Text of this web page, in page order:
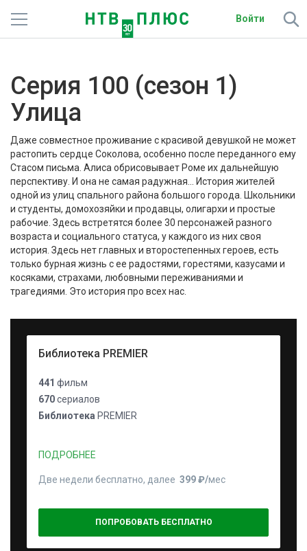
Войти
Фильмы и сериалы
Спорт
Подписки
Радио
Спутниковым абонентам
О сайте
Активировать промокод
Серия 100 (сезон 1)
Улица
Даже совместное проживание с красивой девушкой не может
растопить сердце Соколова, особенно после переданного ему
Стасом письма. Алиса обрисовывает Роме их дальнейшую
перспективу. И она не самая радужная… История жителей
одной из улиц спального района большого города. Школьники
и студенты, домохозяйки и продавцы, олигархи и простые
рабочие. Здесь встретятся более 30 персонажей разного
возраста и социального статуса, у каждого из них своя
история. Здесь нет главных и второстепенных героев, есть
только бурная жизнь с ее радостями, горестями, казусами и
косяками, страхами, любовными переживаниями и
трагедиями. Это история про всех нас.
Библиотека PREMIER
441 фильм
670сериалов
Библиотека PREMIER
ПОДРОБНЕЕ
Две недели бесплатно, далее 399 ₽⁠/⁠мес
ПОПРОБОВАТЬ БЕСПЛАТНО